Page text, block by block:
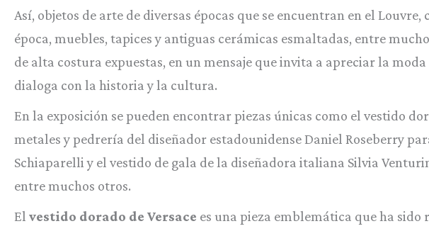
Así, objetos de arte de diversas épocas que se encuentran en el
época, muebles, tapices y antiguas cerámicas esmaltadas, entre
de alta costura expuestas, en un mensaje que invita a apreciar la
dialoga con la historia y la cultura.
En la exposición se pueden encontrar piezas únicas como el vestido
metales y pedrería del diseñador estadounidense Daniel Roseberry
Schiaparelli y el vestido de gala de la diseñadora italiana Silvia
entre muchos otros.
El vestido dorado de Versace es una pieza emblemática que ha